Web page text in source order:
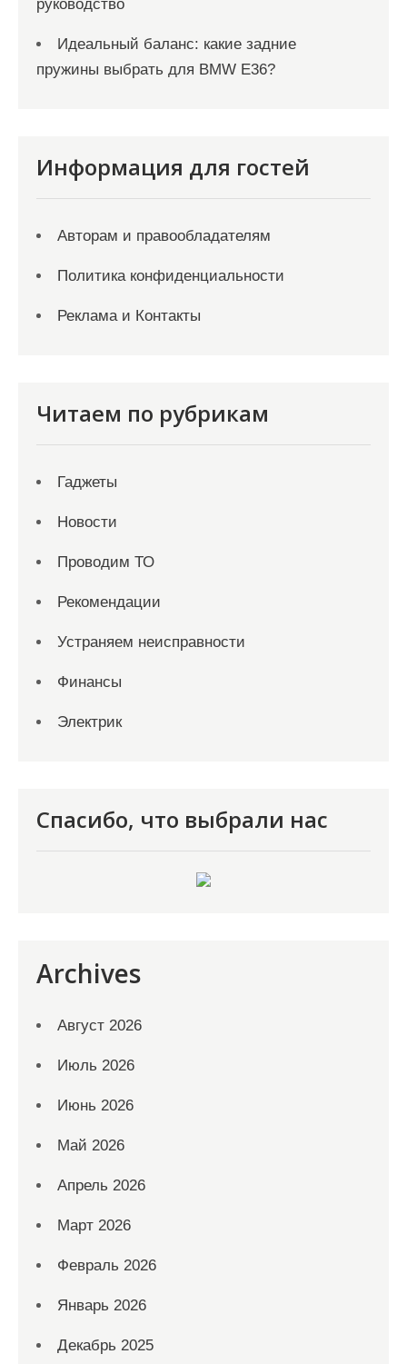
руководство
Идеальный баланс: какие задние
пружины выбрать для BMW E36?
Информация для гостей
Авторам и правообладателям
Политика конфиденциальности
Реклама и Контакты
Читаем по рубрикам
Гаджеты
Новости
Проводим ТО
Рекомендации
Устраняем неисправности
Финансы
Электрик
Спасибо, что выбрали нас
Archives
Август 2026
Июль 2026
Июнь 2026
Май 2026
Апрель 2026
Март 2026
Февраль 2026
Январь 2026
Декабрь 2025